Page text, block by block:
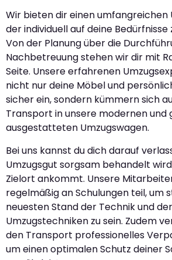
Wir bieten dir einen umfangreichen
der individuell auf deine
Von der Planung über die
Nachbetreuung stehen wir dir mit
Seite. Unsere erfahrenen
nicht nur deine Möbel und
sicher ein, sondern kümmern sich
Transport in unsere modernen und
ausgestatteten Umzugswagen.
Bei uns kannst du dich darauf
Umzugsgut sorgsam behandelt
Zielort ankommt. Unsere
regelmäßig an Schulungen teil, um
neuesten Stand der Technik und der
Umzugstechniken zu sein. Zudem
den Transport professionelles
um einen optimalen Schutz deiner